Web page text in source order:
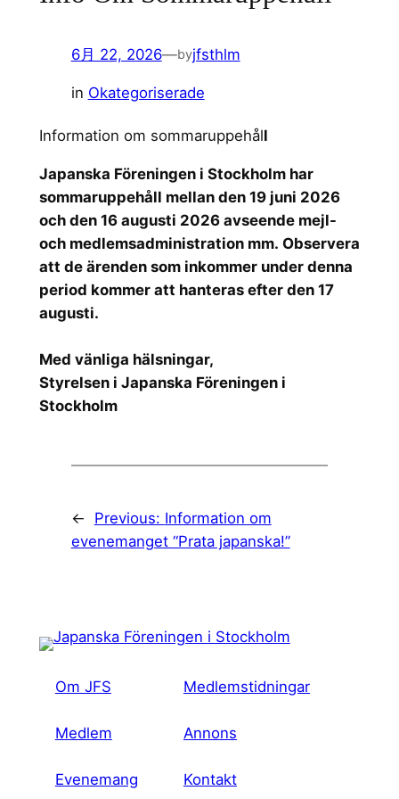
6月 22, 2026—byjfsthlm
in Okategoriserade
Information om sommaruppehåll
Japanska Föreningen i Stockholm har
sommaruppehåll mellan den 19 juni 2026
och den 16 augusti 2026 avseende mejl-
och medlemsadministration mm. Observera
att de ärenden som inkommer under denna
period kommer att hanteras efter den 17
augusti.
Med vänliga hälsningar,
Styrelsen i Japanska Föreningen i
Stockholm
← Previous: Information om
evenemanget “Prata japanska!”
Om JFS
Medlem
Evenemang
Medlemstidningar
Annons
Kontakt